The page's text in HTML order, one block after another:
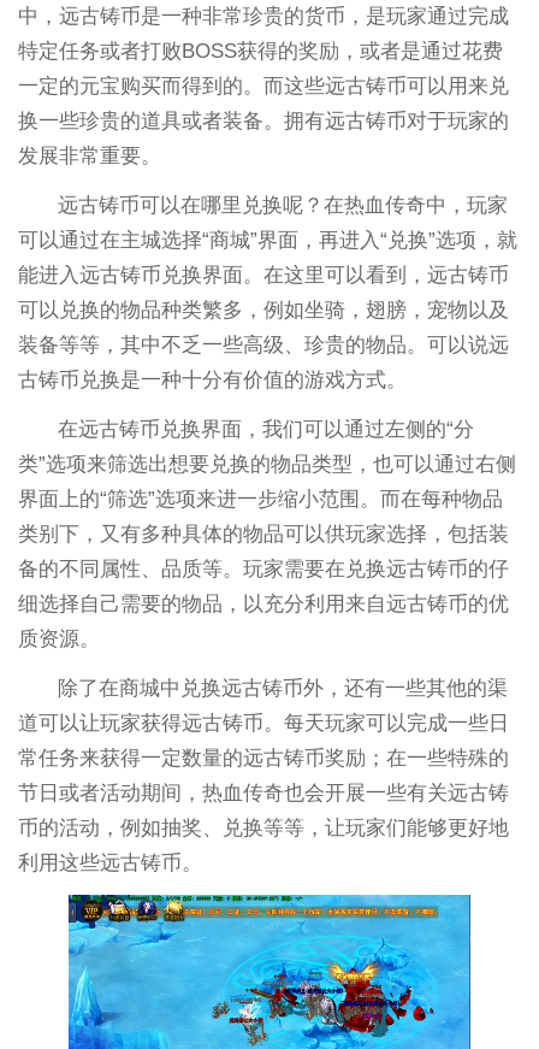
中，远古铸币是一种非常珍贵的货币，是玩家通过完成
特定任务或者打败BOSS获得的奖励，或者是通过花费
一定的元宝购买而得到的。而这些远古铸币可以用来兑
换一些珍贵的道具或者装备。拥有远古铸币对于玩家的
发展非常重要。
远古铸币可以在哪里兑换呢？在热血传奇中，玩家
可以通过在主城选择“商城”界面，再进入“兑换”选项，就
能进入远古铸币兑换界面。在这里可以看到，远古铸币
可以兑换的物品种类繁多，例如坐骑，翅膀，宠物以及
装备等等，其中不乏一些高级、珍贵的物品。可以说远
古铸币兑换是一种十分有价值的游戏方式。
在远古铸币兑换界面，我们可以通过左侧的“分
类”选项来筛选出想要兑换的物品类型，也可以通过右侧
界面上的“筛选”选项来进一步缩小范围。而在每种物品
类别下，又有多种具体的物品可以供玩家选择，包括装
备的不同属性、品质等。玩家需要在兑换远古铸币的仔
细选择自己需要的物品，以充分利用来自远古铸币的优
质资源。
除了在商城中兑换远古铸币外，还有一些其他的渠
道可以让玩家获得远古铸币。每天玩家可以完成一些日
常任务来获得一定数量的远古铸币奖励；在一些特殊的
节日或者活动期间，热血传奇也会开展一些有关远古铸
币的活动，例如抽奖、兑换等等，让玩家们能够更好地
利用这些远古铸币。